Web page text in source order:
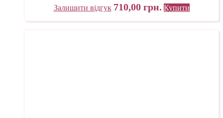
Залишити відгук 710,00 грн. Купити